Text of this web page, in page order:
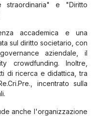
straordinaria" e "Diritto
accademica e una
sul diritto societario, con
aziendale, il
crowdfunding. Inoltre,
di ricerca e didattica, tra
incentrato sulla
anche l'organizzazione